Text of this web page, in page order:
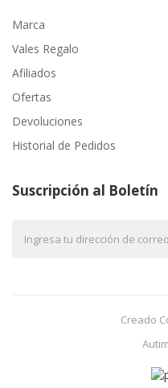
Marca
Vales Regalo
Afiliados
Ofertas
Devoluciones
Historial de Pedidos
Suscripción al Boletín
Creado